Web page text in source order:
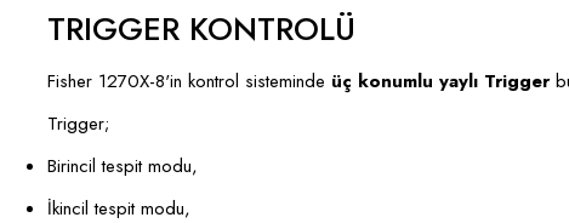
TRIGGER KONTROLÜ
Fisher 1270X-8'in kontrol sisteminde üç konumlu yaylı Trigger
Trigger;
Birincil tespit modu,
İkincil tespit modu,